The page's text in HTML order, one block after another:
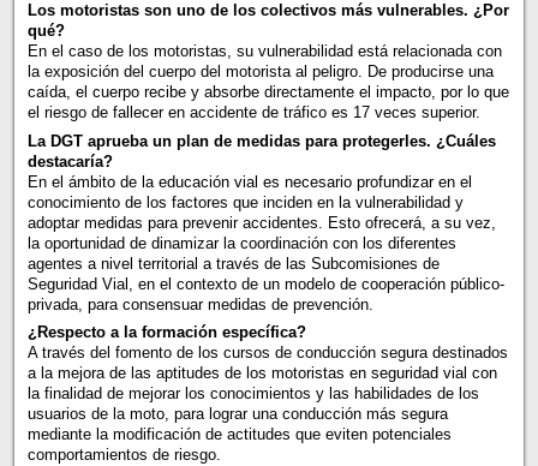
Los motoristas son uno de los colectivos más vulnerables. ¿Por
qué?
En el caso de los motoristas, su vulnerabilidad está relacionada con
la exposición del cuerpo del motorista al peligro. De producirse una
caída, el cuerpo recibe y absorbe directamente el impacto, por lo que
el riesgo de fallecer en accidente de tráfico es 17 veces superior.
La DGT aprueba un plan de medidas para protegerles. ¿Cuáles
destacaría?
En el ámbito de la educación vial es necesario profundizar en el
conocimiento de los factores que inciden en la vulnerabilidad y
adoptar medidas para prevenir accidentes. Esto ofrecerá, a su vez,
la oportunidad de dinamizar la coordinación con los diferentes
agentes a nivel territorial a través de las Subcomisiones de
Seguridad Vial, en el contexto de un modelo de cooperación público-
privada, para consensuar medidas de prevención.
¿Respecto a la formación específica?
A través del fomento de los cursos de conducción segura destinados
a la mejora de las aptitudes de los motoristas en seguridad vial con
la finalidad de mejorar los conocimientos y las habilidades de los
usuarios de la moto, para lograr una conducción más segura
mediante la modificación de actitudes que eviten potenciales
comportamientos de riesgo.